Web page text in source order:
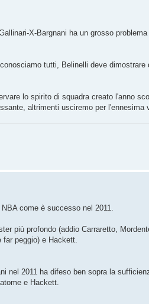
X-Bargnani ha un grosso
tutti, Belinelli deve
lo spirito di squadra creato l'anno
altrimenti usciremo per l'ennesima
come è successo nel 2011.
più profondo (addio Carraretto,
peggio) e Hackett.
nel 2011 ha difeso ben sopra la
e Hackett.